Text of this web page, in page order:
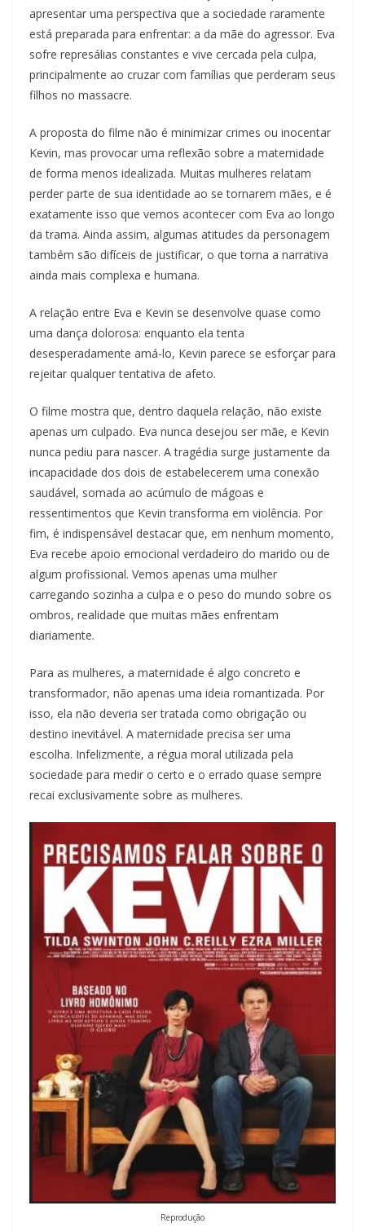
apresentar uma perspectiva que a sociedade raramente
está preparada para enfrentar: a da mãe do agressor. Eva
sofre represálias constantes e vive cercada pela culpa,
principalmente ao cruzar com famílias que perderam seus
filhos no massacre.
A proposta do filme não é minimizar crimes ou inocentar
Kevin, mas provocar uma reflexão sobre a maternidade
de forma menos idealizada. Muitas mulheres relatam
perder parte de sua identidade ao se tornarem mães, e é
exatamente isso que vemos acontecer com Eva ao longo
da trama. Ainda assim, algumas atitudes da personagem
também são difíceis de justificar, o que torna a narrativa
ainda mais complexa e humana.
A relação entre Eva e Kevin se desenvolve quase como
uma dança dolorosa: enquanto ela tenta
desesperadamente amá-lo, Kevin parece se esforçar para
rejeitar qualquer tentativa de afeto.
O filme mostra que, dentro daquela relação, não existe
apenas um culpado. Eva nunca desejou ser mãe, e Kevin
nunca pediu para nascer. A tragédia surge justamente da
incapacidade dos dois de estabelecerem uma conexão
saudável, somada ao acúmulo de mágoas e
ressentimentos que Kevin transforma em violência. Por
fim, é indispensável destacar que, em nenhum momento,
Eva recebe apoio emocional verdadeiro do marido ou de
algum profissional. Vemos apenas uma mulher
carregando sozinha a culpa e o peso do mundo sobre os
ombros, realidade que muitas mães enfrentam
diariamente.
Para as mulheres, a maternidade é algo concreto e
transformador, não apenas uma ideia romantizada. Por
isso, ela não deveria ser tratada como obrigação ou
destino inevitável. A maternidade precisa ser uma
escolha. Infelizmente, a régua moral utilizada pela
sociedade para medir o certo e o errado quase sempre
recai exclusivamente sobre as mulheres.
Reprodução